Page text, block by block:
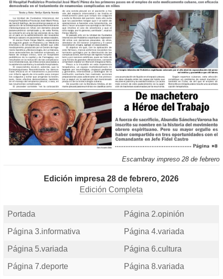
Escambray impreso 28 de febrero
Edición impresa 28 de febrero, 2026
Edición Completa
Portada Página 2.opinión
Página 3.informativa Página 4.variada
Página 5.variada Página 6.cultura
Página 7.deporte Página 8.variada